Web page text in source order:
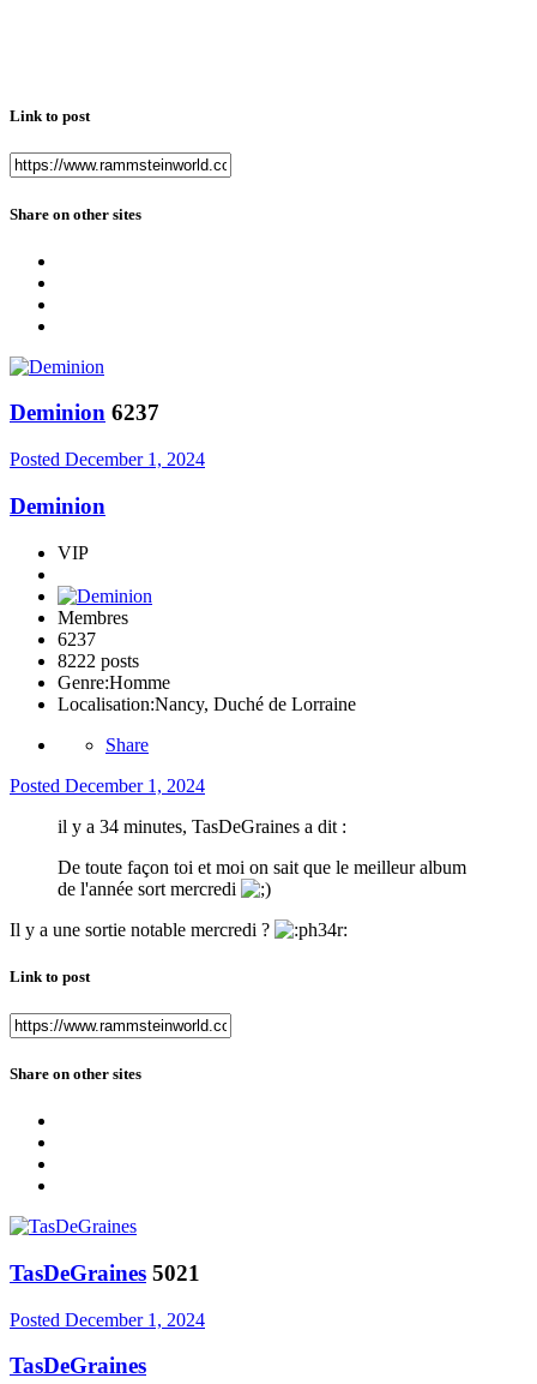
Link to post
Share on other sites
Deminion 6237
Posted December 1, 2024
Deminion
VIP
Membres
6237
8222 posts
Genre:Homme
Localisation:Nancy, Duché de Lorraine
Share
Posted December 1, 2024
il y a 34 minutes, TasDeGraines a dit :
De toute façon toi et moi on sait que le meilleur album
de l'année sort mercredi
Il y a une sortie notable mercredi ?
Link to post
Share on other sites
TasDeGraines 5021
Posted December 1, 2024
TasDeGraines